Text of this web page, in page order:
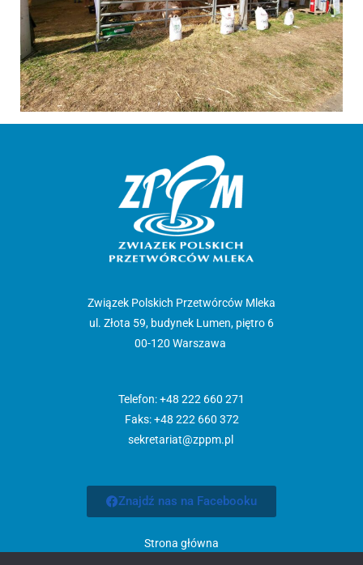
Związek Polskich Przetwórców Mleka
ul. Złota 59, budynek Lumen, piętro 6
00-120 Warszawa
Telefon: +48 222 660 271
Faks: +48 222 660 372
sekretariat@zppm.pl
Znajdź nas na Facebooku
Strona główna